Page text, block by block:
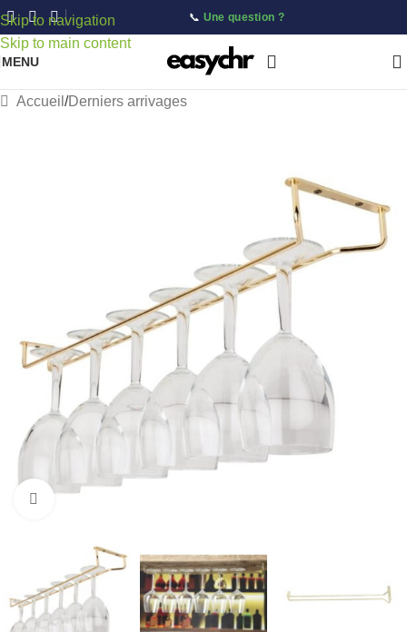
Skip to navigation
Skip to main content
📞 Une question ?
MENU
Accueil /Derniers arrivages